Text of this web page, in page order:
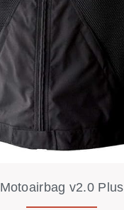
Motoairbag v2.0 Plus